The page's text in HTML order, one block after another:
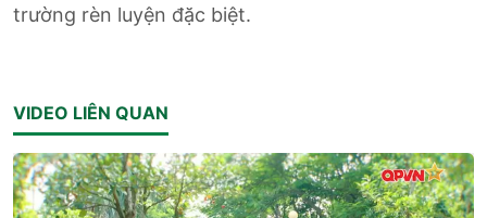
trường rèn luyện đặc biệt.
VIDEO LIÊN QUAN